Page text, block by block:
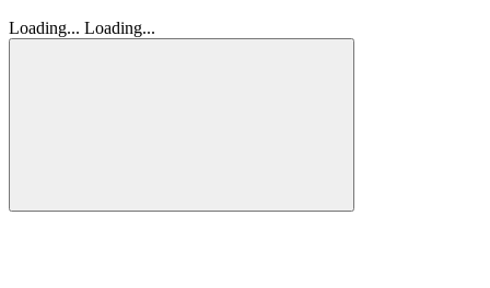
Loading... Loading...